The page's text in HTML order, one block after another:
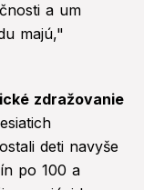
a um
majú,"
zdražovanie
deti navyše
po 100 a